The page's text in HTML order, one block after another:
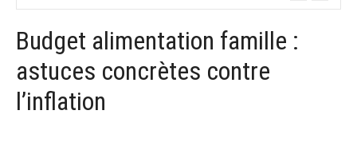
Budget alimentation famille :
astuces concrètes contre
l’inflation